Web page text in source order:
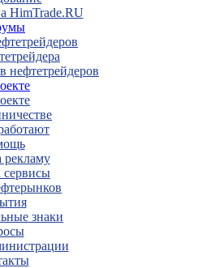
HimTrade.RU
нефтетрейдеров
знаки